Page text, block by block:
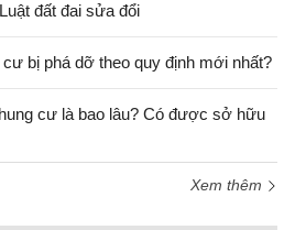
đất đai sửa đổi
bị phá dỡ theo quy định mới nhất?
cư là bao lâu? Có được sở hữu
Xem thêm